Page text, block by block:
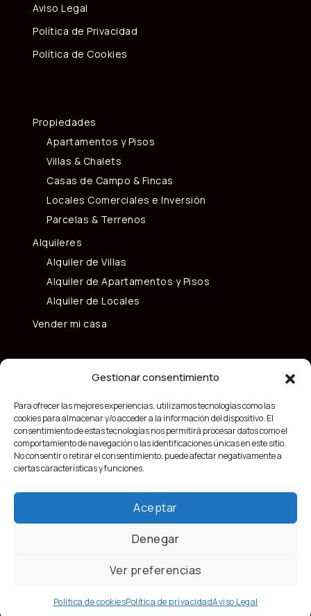
Gestionar consentimiento
Para ofrecer las mejores experiencias, utilizamos tecnologías como las
cookies para almacenar y/o acceder a la información del dispositivo. El
consentimiento de estas tecnologías nos permitirá procesar datos como el
comportamiento de navegación o las identificaciones únicas en este sitio.
No consentir o retirar el consentimiento, puede afectar negativamente a
ciertas características y funciones.
Aceptar
Denegar
Ver preferencias
Política de cookiesPolítica de privacidadAviso Legal
Aviso Legal
Política de Privacidad
Política de Cookies
Propiedades
Apartamentos y Pisos
Villas & Chalets
Casas de Campo & Fincas
Locales Comerciales e Inversión
Parcelas & Terrenos
Alquileres
Alquiler de Villas
Alquiler de Apartamentos y Pisos
Alquiler de Locales
Vender mi casa